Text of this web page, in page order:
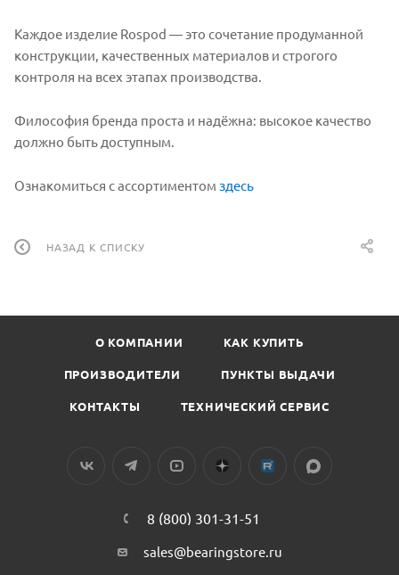
Каждое изделие Rospod — это сочетание продуманной
конструкции, качественных материалов и строгого
контроля на всех этапах производства.
Философия бренда проста и надёжна: высокое качество
должно быть доступным.
Ознакомиться с ассортиментом здесь
НАЗАД К СПИСКУ
О КОМПАНИИ КАК КУПИТЬ
ПРОИЗВОДИТЕЛИ ПУНКТЫ ВЫДАЧИ
КОНТАКТЫ ТЕХНИЧЕСКИЙ СЕРВИС
8 (800) 301-31-51
sales@bearingstore.ru